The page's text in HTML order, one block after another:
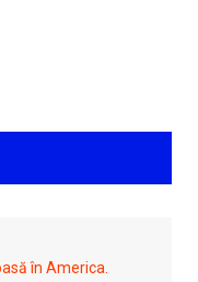
în America.